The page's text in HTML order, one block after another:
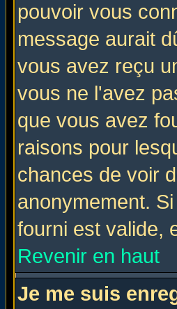
pouvoir vous
message aurait
vous avez reçu
vous ne l'avez
que vous avez
raisons pour
chances de voir
anonymement.
fourni est valide,
Revenir en haut
Je me suis